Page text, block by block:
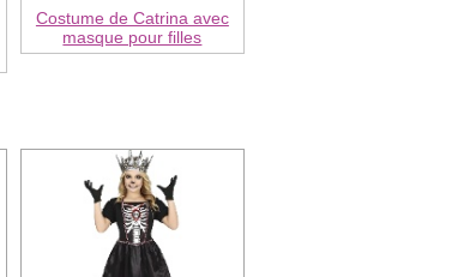
Costume de Catrina avec
masque pour filles